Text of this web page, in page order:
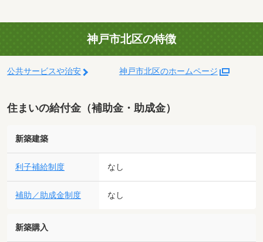
神戸市北区の特徴
公共サービスや治安 神戸市北区のホームページ
住まいの給付金（補助金・助成金）
新築建築
利子補給制度 なし
補助／助成金制度 なし
新築購入